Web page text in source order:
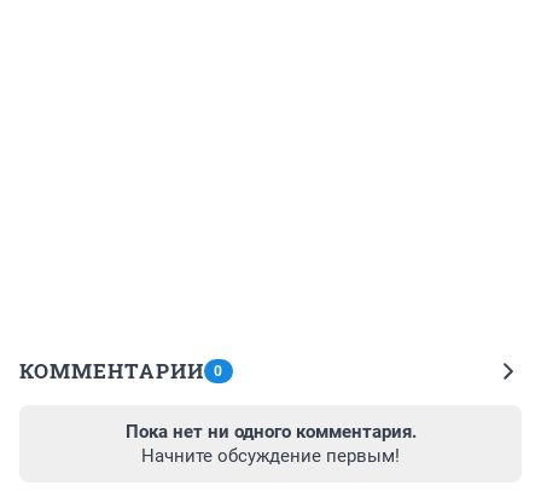
КОММЕНТАРИИ 0
Пока нет ни одного комментария.
Начните обсуждение первым!